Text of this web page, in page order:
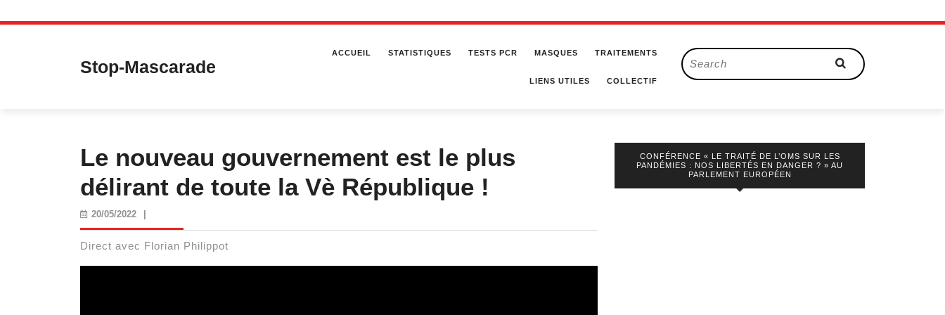
Skip
Stop-Mascarade
ACCUEIL STATISTIQUES TESTS PCR MASQUES TRAITEMENTS
LIENS UTILES COLLECTIF
Search
for:
Le nouveau gouvernement est le plus
délirant de toute la Vè République !
20/05/202220/05/2022
Direct avec Florian Philippot
CONFÉRENCE « LE TRAITÉ DE L’OMS SUR LES
PANDÉMIES : NOS LIBERTÉS EN DANGER ? » AU
PARLEMENT EUROPÉEN